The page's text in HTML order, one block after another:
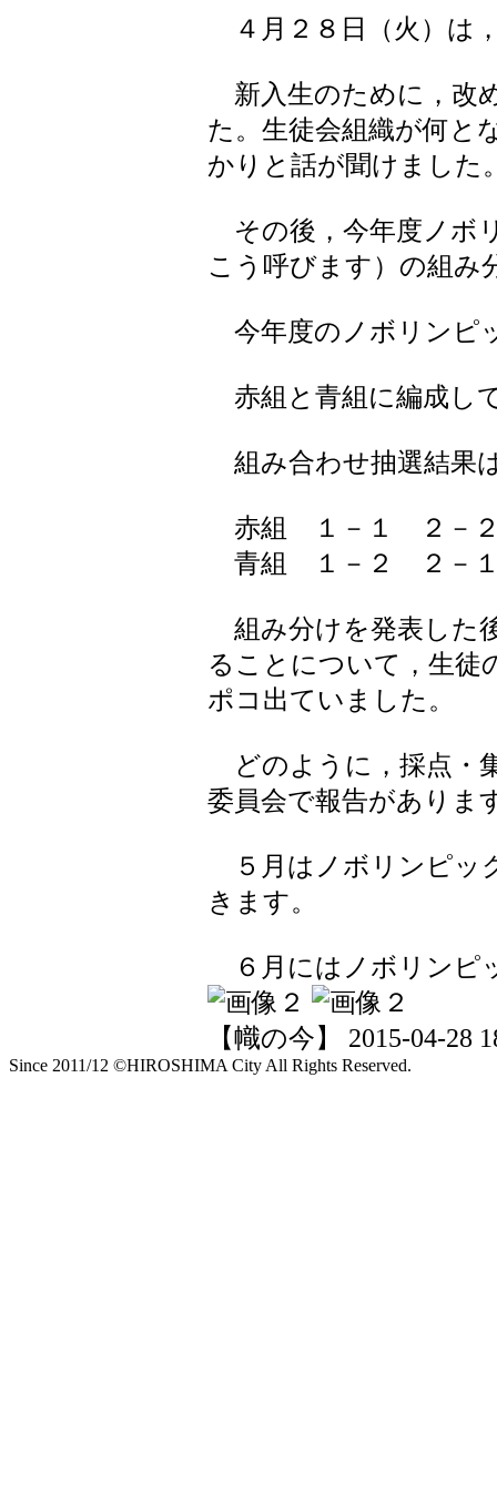
４月２８日（火）は
新入生のために，改
た。生徒会組織が何と
かりと話が聞けました
その後，今年度ノボ
こう呼びます）の組み
今年度のノボリンピ
赤組と青組に編成し
組み合わせ抽選結果
赤組 １－１ ２－
青組 １－２ ２－
組み分けを発表した
ることについて，生徒
ポコ出ていました。
どのように，採点・
委員会で報告がありま
５月はノボリンピッ
きます。
６月にはノボリンピ
【幟の今】 2015-04-28
Since 2011/12 ©HIROSHIMA City All Rights Reserved.